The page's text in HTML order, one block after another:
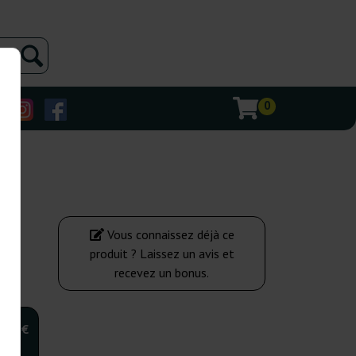
0
€
Vous connaissez déjà ce
produit ? Laissez un avis et
recevez un bonus.